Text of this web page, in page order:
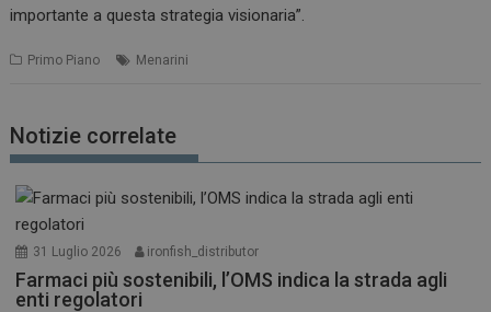
importante a questa strategia visionaria”.
Primo Piano Menarini
Notizie correlate
31 Luglio 2026 ironfish_distributor
Farmaci più sostenibili, l’OMS indica la strada agli
enti regolatori